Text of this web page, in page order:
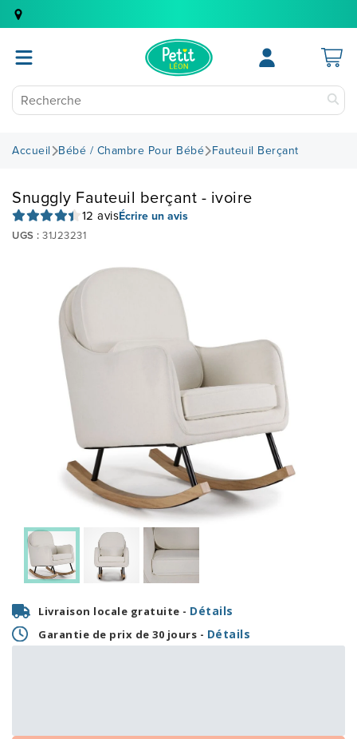
Accueil Bébé / Chambre Pour Bébé Fauteuil Berçant
Snuggly Fauteuil berçant - ivoire
12 avisÉcrire un avis
UGS : 31J23231
Livraison locale gratuite - Détails
Garantie de prix de 30 jours - Détails